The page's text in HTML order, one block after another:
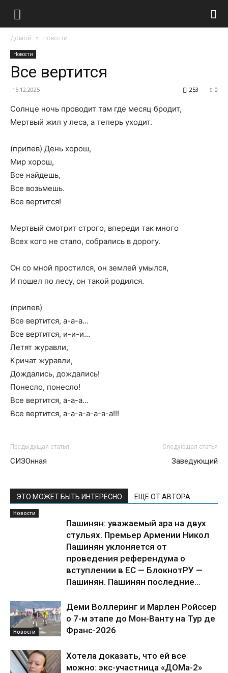
Домой Новости
Новости
Все вертится
15.12.2025 0
253
Солнце ночь проводит там где месяц бродит,
Мертвый жил у леса, а теперь уходит.
(припев) День хорош,
Мир хорош,
Все найдешь,
Все возьмешь.
Все вертится!
Мертвый смотрит строго, впереди так много
Всех кого не стало, собрались в дорогу.
Он со мной простился, он землей умылся,
И пошел по лесу, он такой родился.
(припев)
Все вертится, а-а-а…
Все вертится, и-и-и…
Летят журавли,
Кричат журавли,
Дождались, дождались!
Понесло, понесло!
Все вертится, а-а-а…
Все вертится, а-а-а-а-а-а-а!!!
Предыдущая статья
СИЗОнная
Следующая статья
Заведующий
ЭТО МОЖЕТ БЫТЬ ИНТЕРЕСНО ЕЩЕ ОТ АВТОРА
Новости
Пашинян: уважаемый ара на двух
стульях. Премьер Армении Никол
Пашинян уклоняется от
проведения референдума о
вступлении в ЕС — БлокнотРУ —
Пашинян. Пашинян последние...
Новости
Деми Воллеринг и Марлен Ройссер
о 7-м этапе до Мон-Ванту на Тур де
Франс-2026
Хотела доказать, что ей все
можно: экс-участница «ДОМа-2»